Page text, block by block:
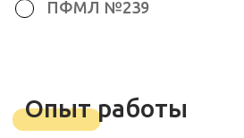
вейксерфинг